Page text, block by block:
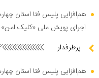
هم‌افزایی پلیس فتا استان
اجرای پویش ملی «کلیک امن»
پرطرفدار
هم‌افزایی پلیس فتا استان